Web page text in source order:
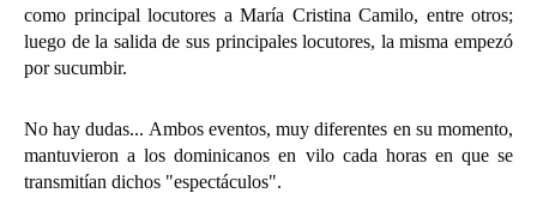
como principal locutores a María Cristina Camilo, entre otros;
luego de la salida de sus principales locutores, la misma empezó
por sucumbir.
No hay dudas... Ambos eventos, muy diferentes en su momento,
mantuvieron a los dominicanos en vilo cada horas en que se
transmitían dichos "espectáculos".